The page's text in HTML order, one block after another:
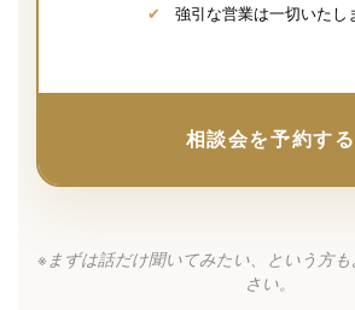
✔ 強引な営業は一切いたし
相談会を予約する
※まずは話だけ聞いてみたい、という方
さい。